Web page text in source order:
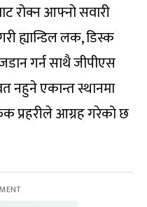
रोक्न आफ्नो सवारी
ह्यान्डिल लक, डिस्क
गर्न साथै जीपीएस
नहुने एकान्त स्थानमा
प्रहरीले आग्रह गरेको छ